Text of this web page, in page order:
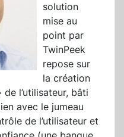
solution
mise au
point par
TwinPeek
repose sur
la création
de l’utilisateur, bâti
avec le jumeau
de l’utilisateur et